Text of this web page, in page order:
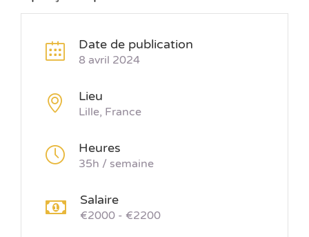
Date de publication
8 avril 2024
Lieu
Lille, France
Heures
35h / semaine
Salaire
€2000 - €2200